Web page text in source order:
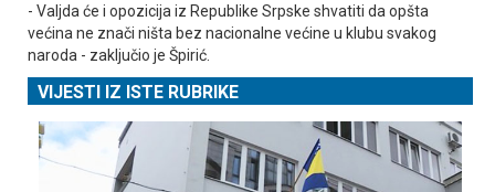
- Valjda će i opozicija iz Republike Srpske shvatiti da opšta
većina ne znači ništa bez nacionalne većine u klubu svakog
naroda - zaključio je Špirić.
VIJESTI IZ ISTE RUBRIKE